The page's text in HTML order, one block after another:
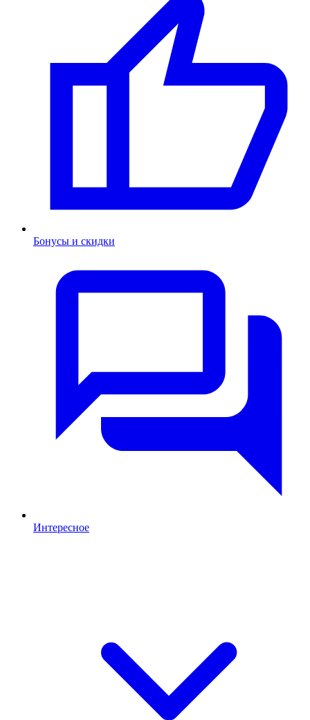
Бонусы и скидки
Интересное